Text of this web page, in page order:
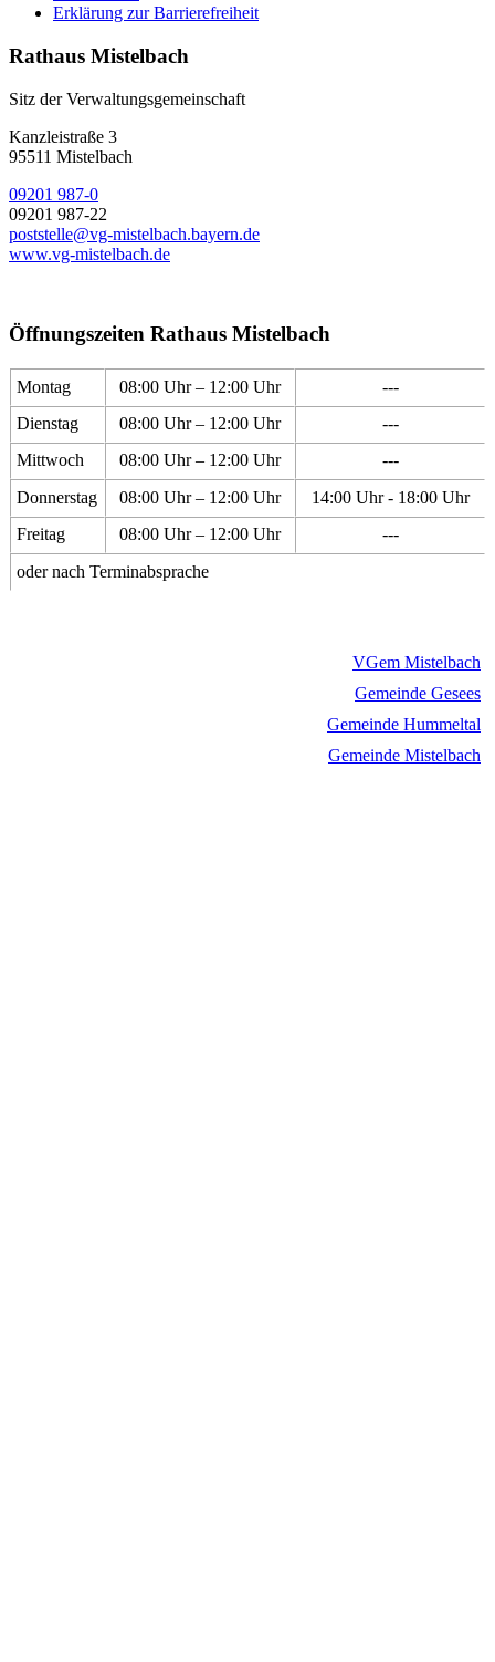
Erklärung zur Barrierefreiheit
Rathaus Mistelbach
Sitz der Verwaltungsgemeinschaft
Kanzleistraße 3
95511 Mistelbach
09201 987-0
09201 987-22
poststelle@vg-mistelbach.bayern.de
www.vg-mistelbach.de
Öffnungszeiten Rathaus Mistelbach
Montag 08:00 Uhr – 12:00 Uhr
---
Dienstag
08:00 Uhr – 12:00 Uhr
---
Mittwoch
08:00 Uhr – 12:00 Uhr
---
Donnerstag
08:00 Uhr – 12:00 Uhr
14:00 Uhr - 18:00 Uhr
Freitag
08:00 Uhr – 12:00 Uhr
---
oder nach Terminabsprache
VGem Mistelbach
Gemeinde Gesees
Gemeinde Hummeltal
Gemeinde Mistelbach